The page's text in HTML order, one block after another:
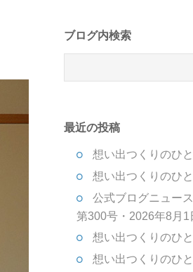
ブログ内検索
最近の投稿
想い出つくりのひ
想い出つくりのひ
公式ブログニュー
第300号・2026年8月1
想い出つくりのひ
想い出つくりのひ